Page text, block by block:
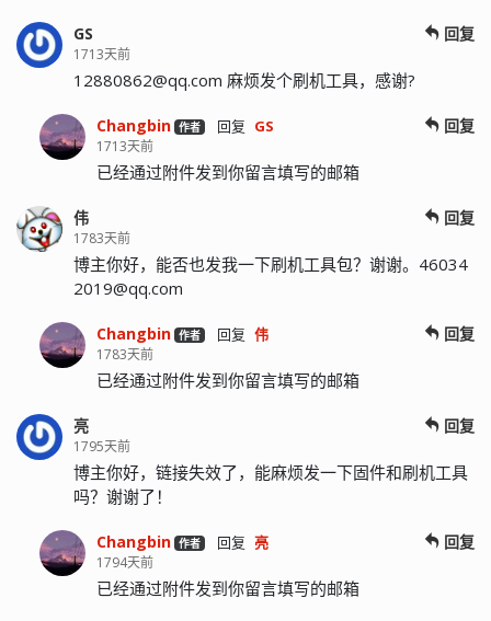
GS
1713天前
回复
12880862@qq.com 麻烦发个刷机工具，感谢?
Changbin 作者 回复 GS
1713天前
回复
已经通过附件发到你留言填写的邮箱
伟
1783天前
回复
博主你好，能否也发我一下刷机工具包？谢谢。 46034
2019@qq.com
Changbin 作者 回复 伟
1783天前
回复
已经通过附件发到你留言填写的邮箱
亮
1795天前
回复
博主你好，链接失效了，能麻烦发一下固件和刷机工具
吗？谢谢了！
Changbin 作者 回复 亮
1794天前
回复
已经通过附件发到你留言填写的邮箱